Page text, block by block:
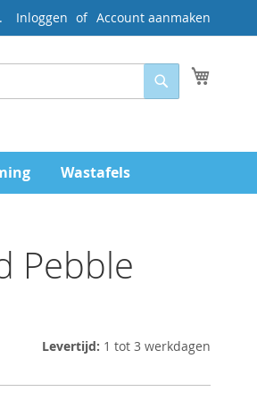
Inloggen Account aanmaken
Zoeken
Wastafels
Pebble
Levertijd: 1 tot 3 werkdagen